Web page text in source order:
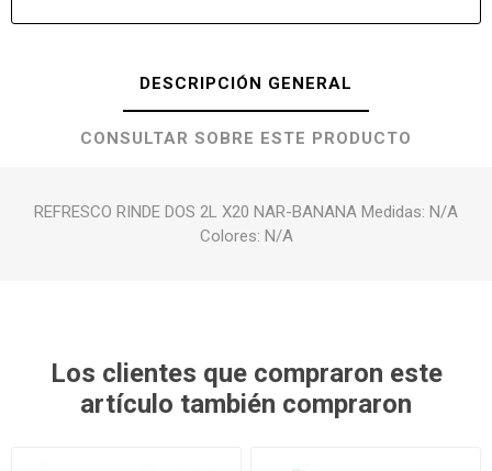
DESCRIPCIÓN GENERAL
CONSULTAR SOBRE ESTE PRODUCTO
REFRESCO RINDE DOS 2L X20 NAR-BANANA Medidas: N/A
Colores: N/A
Los clientes que compraron este
artículo también compraron